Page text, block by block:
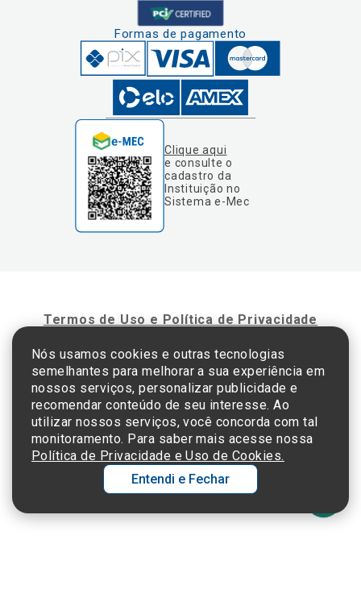
Formas de pagamento
Clique aqui
e consulte o
cadastro da
Instituição no
Sistema e-Mec
Termos de Uso e Política de Privacidade
©2025 Einstein Hospital Israelita -TODOS OS DIREITOS RESERVADOS
CNPJ: 60.765.823/0001-30 - Endereço: Av. Albert Einstein, 627 - Morumbi - São
Paulo - SP - 05652-000
Nós usamos cookies e outras tecnologias
semelhantes para melhorar a sua experiência em
nossos serviços, personalizar publicidade e
recomendar conteúdo de seu interesse. Ao
utilizar nossos serviços, você concorda com tal
monitoramento. Para saber mais acesse nossa
Política de Privacidade e Uso de Cookies.
Entendi e Fechar